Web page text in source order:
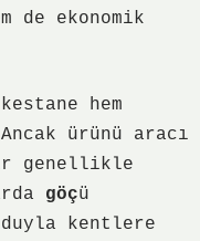
de ekonomik
hem
ürünü aracı
genellikle
göçü
kentlere